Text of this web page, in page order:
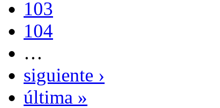
103
104
…
siguiente ›
última »